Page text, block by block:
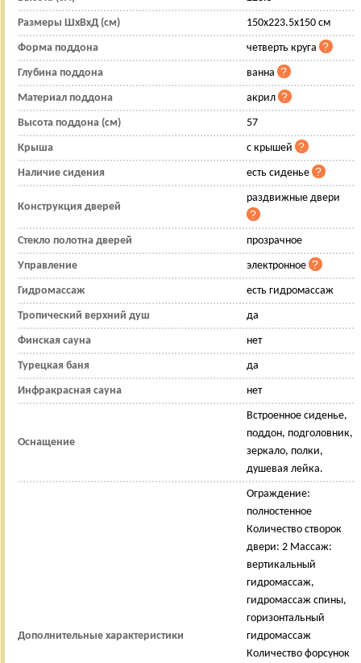
Размеры ШхВхД (см) 150x223.5x150 см
Форма поддона четверть круга
Глубина поддона ванна
Материал поддона акрил
Высота поддона (см) 57
Крыша с крышей
Наличие сидения есть сиденье
Конструкция дверей
раздвижные двери
Стекло полотна дверей прозрачное
Управление электронное
Гидромассаж есть гидромассаж
Тропический верхний душ да
Финская сауна нет
Турецкая баня да
Инфракрасная сауна нет
Оснащение
Встроенное сиденье,
поддон, подголовник,
зеркало, полки,
душевая лейка.
Дополнительные характеристики
Ограждение:
полностенное
Количество створок
двери: 2 Массаж:
вертикальный
гидромассаж,
гидромассаж спины,
горизонтальный
гидромассаж
Количество форсунок